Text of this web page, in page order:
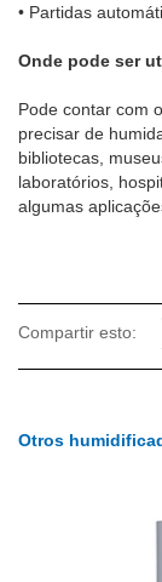
• Partidas
Onde pode ser
Pode contar com
precisar de
bibliotecas,
laboratórios,
algumas
Compartir esto:
Otros